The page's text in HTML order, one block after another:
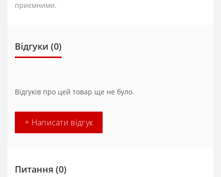
приємними.
Відгуки (0)
Відгуків про цей товар ще не було.
+ Написати відгук
Питання (0)